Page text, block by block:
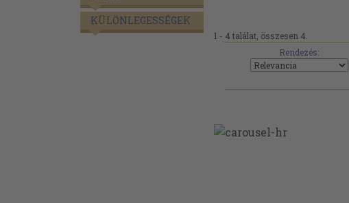
KÜLÖNLEGESSÉGEK
1 - 4 találat, összesen 4.
Rendezés: